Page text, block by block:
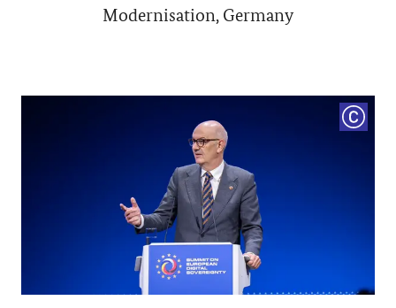
Modernisation, Germany